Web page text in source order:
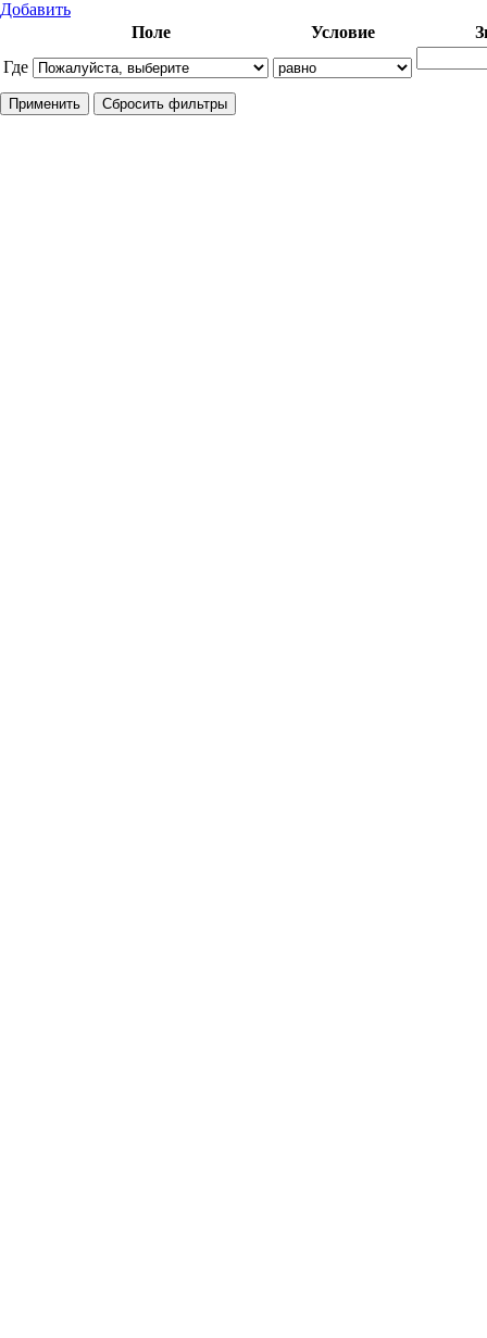
Добавить
Где
Поле Условие